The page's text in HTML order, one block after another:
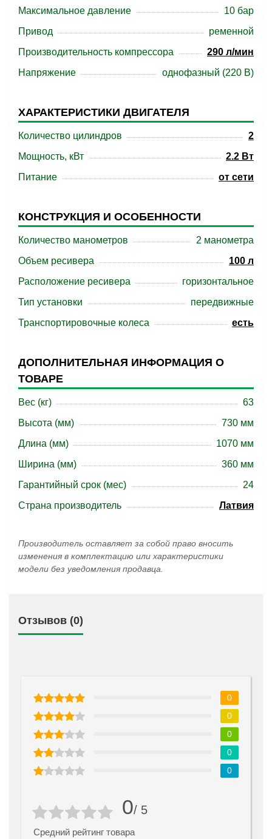
Максимальное давление
10 бар
Привод
ременной
Производительность компрессора
290 л/мин
Напряжение
однофазный (220 В)
ХАРАКТЕРИСТИКИ ДВИГАТЕЛЯ
Количество цилиндров
2
Мощность, кВт
2.2 Вт
Питание
от сети
КОНСТРУКЦИЯ И ОСОБЕННОСТИ
Количество манометров
2 манометра
Объем ресивера
100 л
Расположение ресивера
горизонтальное
Тип установки
передвижные
Транспортировочные колеса
есть
ДОПОЛНИТЕЛЬНАЯ ИНФОРМАЦИЯ О
ТОВАРЕ
Вес (кг)
63
Высота (мм)
730 мм
Длина (мм)
1070 мм
Ширина (мм)
360 мм
Гарантийный срок (мес)
24
Страна производитель
Латвия
Производитель оставляет за собой право вносить
изменения в комплектацию или характеристики
модели без уведомления продавца.
Отзывов (0)
0/ 5
Средний рейтинг товара
0
0
0
0
0